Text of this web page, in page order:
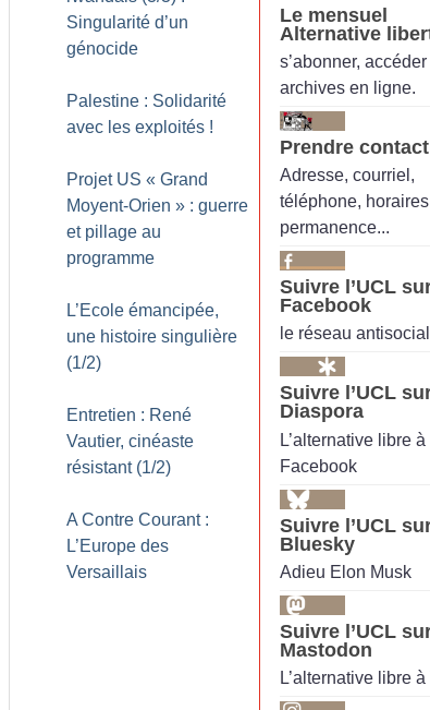
Singularité d’un
génocide
Palestine : Solidarité
avec les exploités !
Projet US « Grand
Moyent-Orien » : guerre
et pillage au
programme
L’Ecole émancipée,
une histoire singulière
(1/2)
Entretien : René
Vautier, cinéaste
résistant (1/2)
A Contre Courant :
L’Europe des
Versaillais
Le mensuel
Alternative
s’abonner,
archives en ligne.
Prendre contact
Adresse, courriel,
téléphone,
permanence...
Suivre l’UCL
Facebook
le réseau
Suivre l’UCL
Diaspora
L’alternative libre à
Facebook
Suivre l’UCL
Bluesky
Adieu Elon Musk
Suivre l’UCL
Mastodon
L’alternative libre